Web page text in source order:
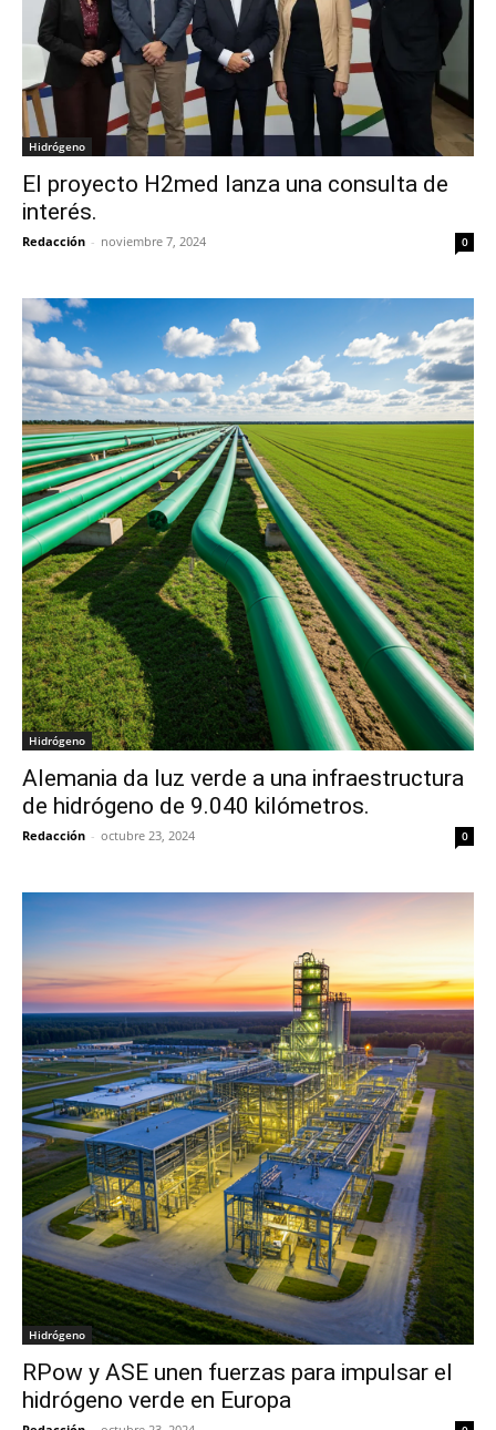
Hidrógeno
El proyecto H2med lanza una consulta de
interés.
Redacción - noviembre 7, 2024 0
Hidrógeno
Alemania da luz verde a una infraestructura
de hidrógeno de 9.040 kilómetros.
Redacción - octubre 23, 2024 0
Hidrógeno
RPow y ASE unen fuerzas para impulsar el
hidrógeno verde en Europa